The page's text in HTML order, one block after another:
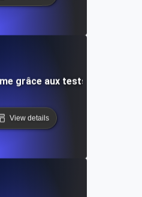
grâce aux tests de base
View details